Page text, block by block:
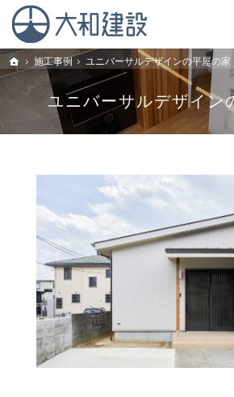
トップ
施工事例 ユニバーサルデザインの平屋の家
ユニバーサルデザイン
理想の住宅を建てるお手伝い。西尾市・安城市・岡崎市
西尾市の工務店 大和建設｜安城市・岡崎市の新築戸建て